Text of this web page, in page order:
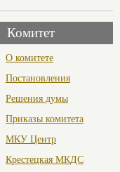
Комитет
О комитете
Постановления
Решения думы
Приказы комитета
МКУ Центр
Крестецкая МКДС